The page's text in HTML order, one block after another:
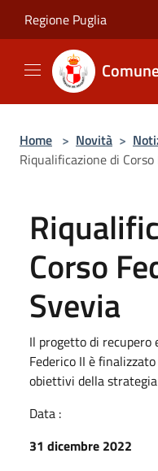
Regione Puglia
Home > Novità >
Riqualificazione di
Corso
Svevia
Il progetto di recupero
Federico II è
obiettivi della
Data :
31 dicembre 2022